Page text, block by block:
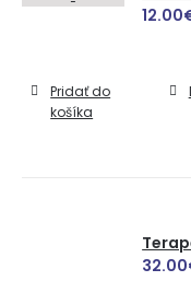
12.00
Pridať do
košíka
32.00